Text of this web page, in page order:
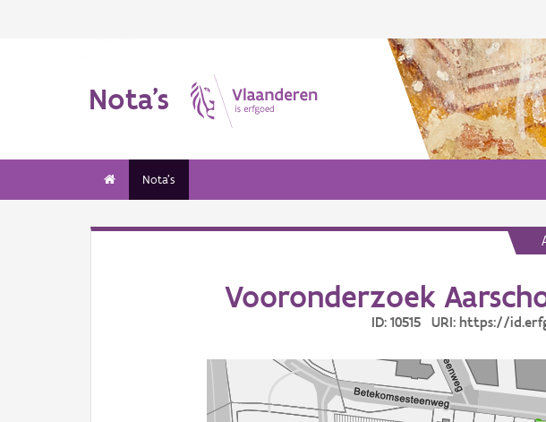
Nota's
Nota's
Vooronderzoek
ID: 10515 URI: https://